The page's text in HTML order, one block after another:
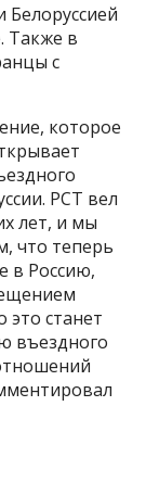
Белоруссией
Также в
с
которое
РСТ вел
лет, и мы
что теперь
в Россию,
это станет
въездного